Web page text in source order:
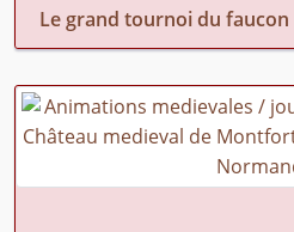
Le grand tournoi du